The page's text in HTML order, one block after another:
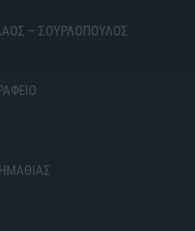
– ΣΟΥΡΛΟΠΟΥΛΟΣ